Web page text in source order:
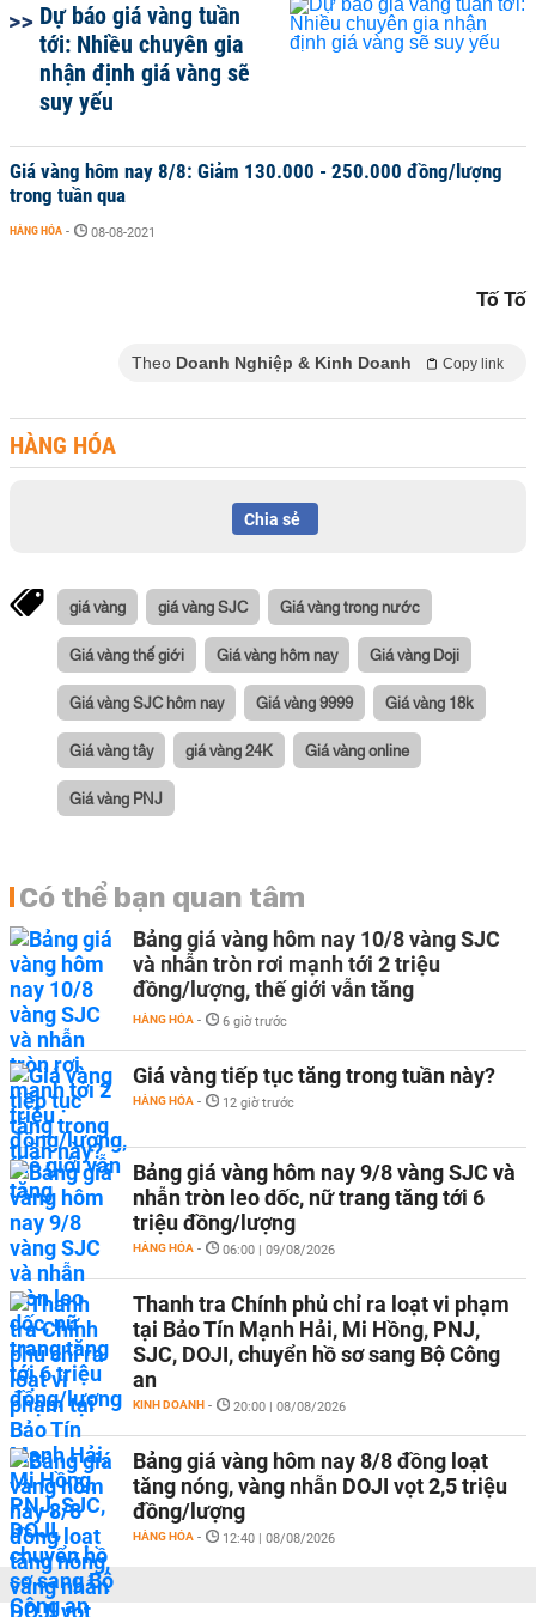
Dự báo giá vàng tuần
tới: Nhiều chuyên gia
nhận định giá vàng sẽ
suy yếu
Giá vàng hôm nay 8/8: Giảm 130.000 - 250.000 đồng/lượng
trong tuần qua
HÀNG HÓA - 08-08-2021
Tố Tố
Theo Doanh Nghiệp & Kinh Doanh Copy link
HÀNG HÓA
Chia sẻ
giá vàng giá vàng SJC Giá vàng trong nước
Giá vàng thế giới Giá vàng hôm nay Giá vàng Doji
Giá vàng SJC hôm nay Giá vàng 9999 Giá vàng 18k
Giá vàng tây giá vàng 24K Giá vàng online
Giá vàng PNJ
Có thể bạn quan tâm
Bảng giá vàng hôm nay 10/8 vàng SJC
và nhẫn tròn rơi mạnh tới 2 triệu
đồng/lượng, thế giới vẫn tăng
HÀNG HÓA - 6 giờ trước
Giá vàng tiếp tục tăng trong tuần này?
HÀNG HÓA - 12 giờ trước
Bảng giá vàng hôm nay 9/8 vàng SJC và
nhẫn tròn leo dốc, nữ trang tăng tới 6
triệu đồng/lượng
HÀNG HÓA - 06:00 | 09/08/2026
Thanh tra Chính phủ chỉ ra loạt vi phạm
tại Bảo Tín Mạnh Hải, Mi Hồng, PNJ,
SJC, DOJI, chuyển hồ sơ sang Bộ Công
an
KINH DOANH - 20:00 | 08/08/2026
Bảng giá vàng hôm nay 8/8 đồng loạt
tăng nóng, vàng nhẫn DOJI vọt 2,5 triệu
đồng/lượng
HÀNG HÓA - 12:40 | 08/08/2026